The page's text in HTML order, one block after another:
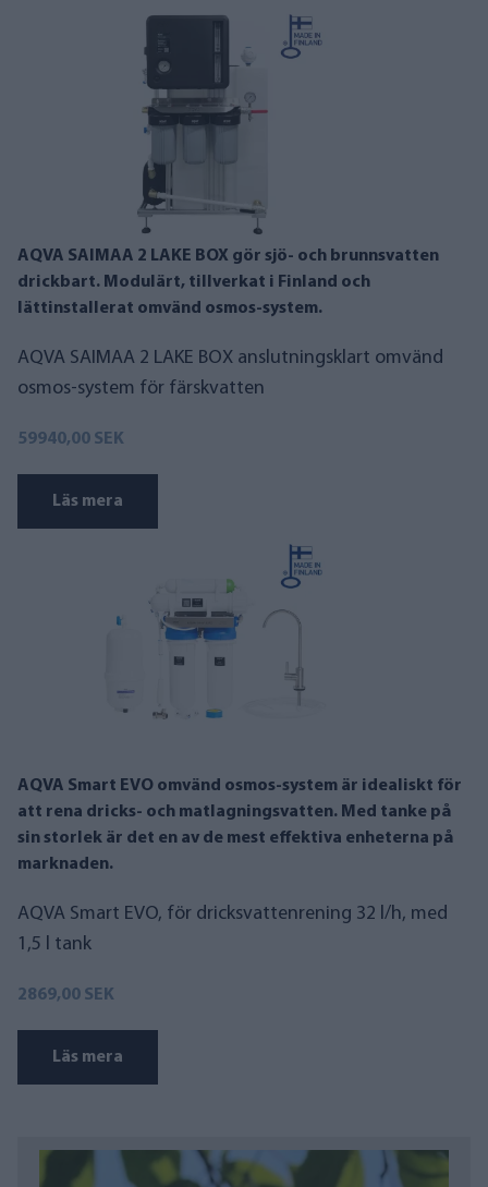
AQVA SAIMAA 2 LAKE BOX gör sjö- och brunnsvatten
drickbart. Modulärt, tillverkat i Finland och
lättinstallerat omvänd osmos-system.
AQVA SAIMAA 2 LAKE BOX anslutningsklart omvänd
osmos-system för färskvatten
59940,00 SEK
Läs mera
AQVA Smart EVO omvänd osmos-system är idealiskt för
att rena dricks- och matlagningsvatten. Med tanke på
sin storlek är det en av de mest effektiva enheterna på
marknaden.
AQVA Smart EVO, för dricksvattenrening 32 l/h, med
1,5 l tank
2869,00 SEK
Läs mera